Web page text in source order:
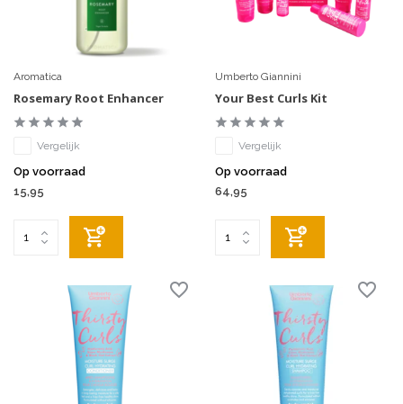
Aromatica
Rosemary Root Enhancer
Vergelijk
Op voorraad
15,95
Umberto Giannini
Your Best Curls Kit
Vergelijk
Op voorraad
64,95